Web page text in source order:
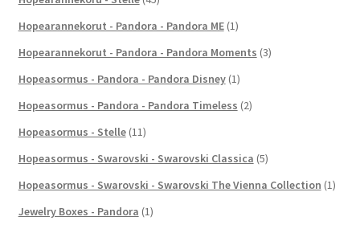
Hopearannekorut - Pandora - Pandora ME (1)
Hopearannekorut - Pandora - Pandora Moments (3)
Hopeasormus - Pandora - Pandora Disney (1)
Hopeasormus - Pandora - Pandora Timeless (2)
Hopeasormus - Stelle (11)
Hopeasormus - Swarovski - Swarovski Classica (5)
Hopeasormus - Swarovski - Swarovski The Vienna Collection (1)
Jewelry Boxes - Pandora (1)